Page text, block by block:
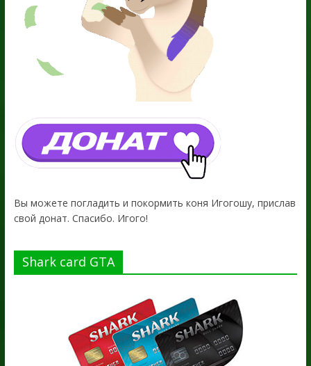
Вы можете погладить и покормить коня Игогошу, прислав
свой донат. Спасибо. Игого!
Shark card GTA